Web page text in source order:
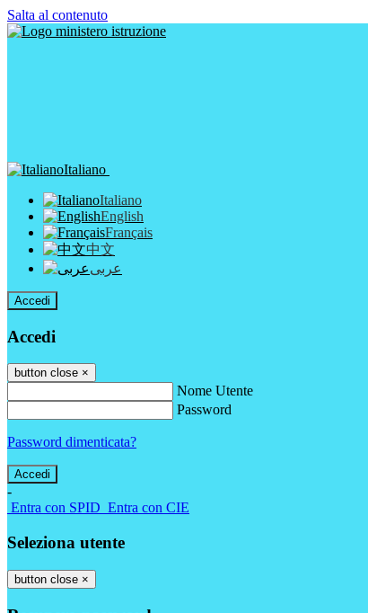
Salta al contenuto
Italiano
Italiano
English
Français
中文
عربى
Accedi
Accedi
button close ×
Nome Utente
Password
Password dimenticata?
-
Entra con SPID Entra con CIE
Seleziona utente
button close ×